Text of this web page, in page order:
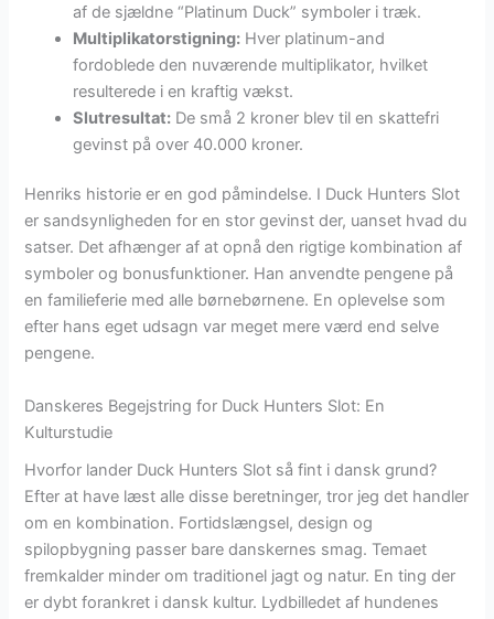
af de sjældne “Platinum Duck” symboler i træk.
Multiplikatorstigning: Hver platinum-and
fordoblede den nuværende multiplikator, hvilket
resulterede i en kraftig vækst.
Slutresultat: De små 2 kroner blev til en skattefri
gevinst på over 40.000 kroner.
Henriks historie er en god påmindelse. I Duck Hunters Slot
er sandsynligheden for en stor gevinst der, uanset hvad du
satser. Det afhænger af at opnå den rigtige kombination af
symboler og bonusfunktioner. Han anvendte pengene på
en familieferie med alle børnebørnene. En oplevelse som
efter hans eget udsagn var meget mere værd end selve
pengene.
Danskeres Begejstring for Duck Hunters Slot: En
Kulturstudie
Hvorfor lander Duck Hunters Slot så fint i dansk grund?
Efter at have læst alle disse beretninger, tror jeg det handler
om en kombination. Fortidslængsel, design og
spilopbygning passer bare danskernes smag. Temaet
fremkalder minder om traditionel jagt og natur. En ting der
er dybt forankret i dansk kultur. Lydbilledet af hundenes